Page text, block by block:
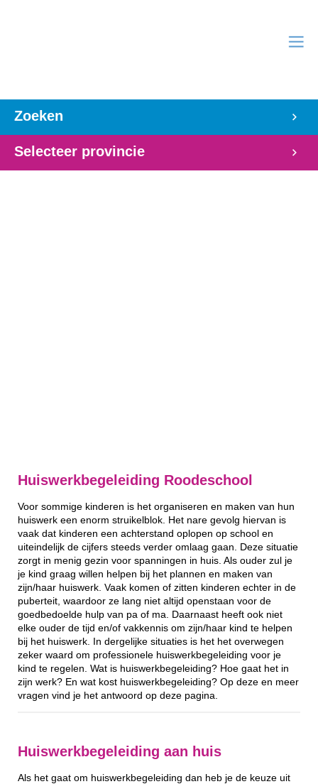
Zoeken
Selecteer provincie
Huiswerkbegeleiding Roodeschool
Voor sommige kinderen is het organiseren en maken van hun
huiswerk een enorm struikelblok. Het nare gevolg hiervan is
vaak dat kinderen een achterstand oplopen op school en
uiteindelijk de cijfers steeds verder omlaag gaan. Deze situatie
zorgt in menig gezin voor spanningen in huis. Als ouder zul je
je kind graag willen helpen bij het plannen en maken van
zijn/haar huiswerk. Vaak komen of zitten kinderen echter in de
puberteit, waardoor ze lang niet altijd openstaan voor de
goedbedoelde hulp van pa of ma. Daarnaast heeft ook niet
elke ouder de tijd en/of vakkennis om zijn/haar kind te helpen
bij het huiswerk. In dergelijke situaties is het het overwegen
zeker waard om professionele huiswerkbegeleiding voor je
kind te regelen. Wat is huiswerkbegeleiding? Hoe gaat het in
zijn werk? En wat kost huiswerkbegeleiding? Op deze en meer
vragen vind je het antwoord op deze pagina.
Huiswerkbegeleiding aan huis
Als het gaat om huiswerkbegeleiding dan heb je de keuze uit